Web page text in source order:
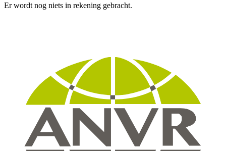
Er wordt nog niets in rekening gebracht.